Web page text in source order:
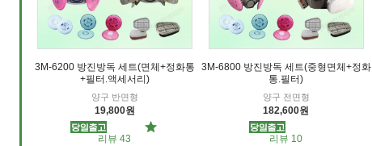
3M-6200 방진방독 세트(면체+정화통
+필터.액세서리)
양구 반면형
19,800원
리뷰 43
3M-6800 방진방독 세트(중형면체+정화
통.필터)
양구 전면형
182,600원
리뷰 10